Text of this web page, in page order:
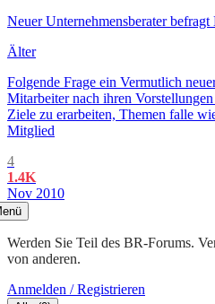
Neuer Unternehmensberater
Älter
Folgende Frage ein Vermutlich
Mitarbeiter nach ihren
Ziele zu erarbeiten, Themen falle
Mitglied
4
1.4K
Nov 2010
Werden Sie Teil des BR-Forums.
von anderen.
Anmelden / Registrieren